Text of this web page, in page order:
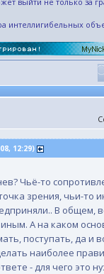
интеллигибельных
12:29)
Чьё-то
зрения, чьи-то
В общем,
А на каком
поступать, да и
наиболее
- для чего это